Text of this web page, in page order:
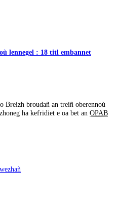
lennegel : 18 titl embannet
Breizh broudañ an treiñ oberennoù
ha kefridiet e oa bet an OPAB